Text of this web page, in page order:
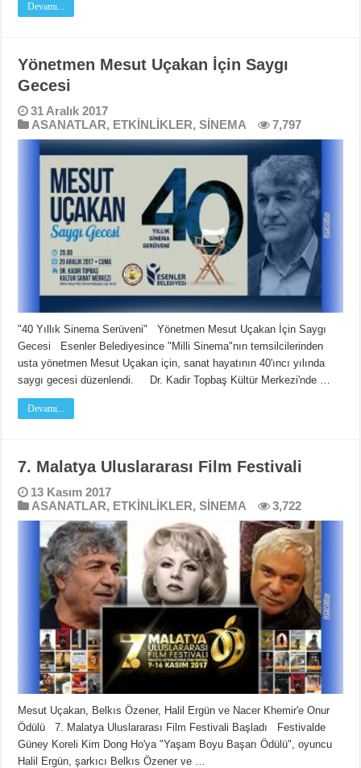
Devamı...
Yönetmen Mesut Uçakan İçin Saygı
Gecesi
31 Aralık 2017
ASANATLAR, ETKİNLİKLER,SİNEMA 7,797
"40 Yıllık Sinema Serüveni" Yönetmen Mesut Uçakan İçin Saygı
Gecesi Esenler Belediyesince "Milli Sinema"nın temsilcilerinden
usta yönetmen Mesut Uçakan için, sanat hayatının 40'ıncı yılında
saygı gecesi düzenlendi. Dr. Kadir Topbaş Kültür Merkezi'nde …
Devamı...
7. Malatya Uluslararası Film Festivali
13 Kasım 2017
ASANATLAR, ETKİNLİKLER,SİNEMA 3,722
Mesut Uçakan, Belkıs Özener, Halil Ergün ve Nacer Khemir'e Onur
Ödülü 7. Malatya Uluslararası Film Festivali Başladı Festivalde
Güney Koreli Kim Dong Ho'ya "Yaşam Boyu Başarı Ödülü", oyuncu
Halil Ergün, şarkıcı Belkıs Özener ve …